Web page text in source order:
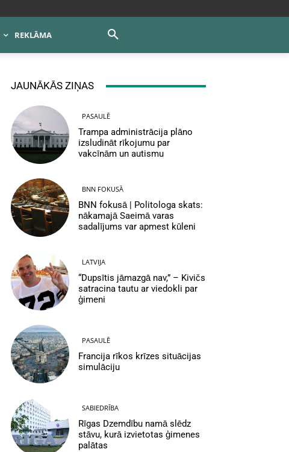
REKLĀMA
JAUNĀKĀS ZIŅAS
PASAULĒ
Trampa administrācija plāno
izsludināt rīkojumu par
vakcīnām un autismu
BNN FOKUSĀ
BNN fokusā | Politologa skats:
nākamajā Saeimā varas
sadalījums var apmest kūleni
LATVIJA
“Dupsītis jāmazgā nav,” – Kivičs
satracina tautu ar viedokli par
ģimeni
PASAULĒ
Francija rīkos krīzes situācijas
simulāciju
SABIEDRĪBA
Rīgas Dzemdību namā slēdz
stāvu, kurā izvietotas ģimenes
palātas